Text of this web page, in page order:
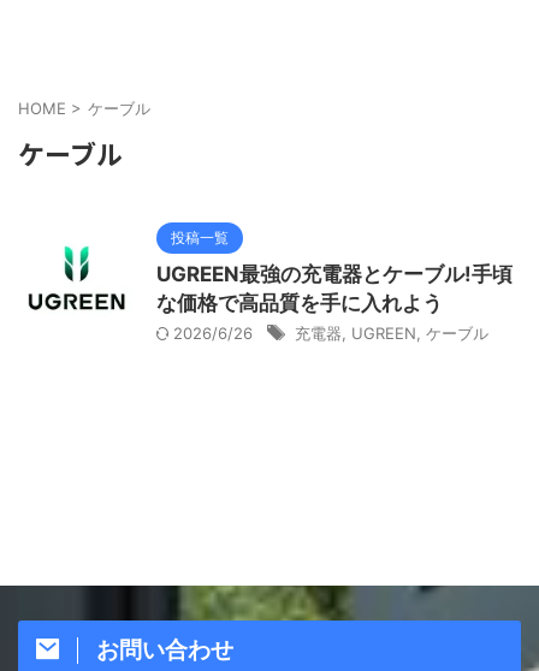
HOME > ケーブル
ケーブル
投稿一覧
UGREEN最強の充電器とケーブル!手頃
な価格で高品質を手に入れよう
2026/6/26 充電器 UGREEN ケーブル
お問い合わせ